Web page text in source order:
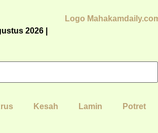
2026 |
Kesah Lamin Potret